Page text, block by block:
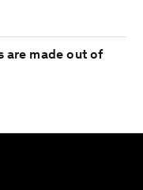
are made out of